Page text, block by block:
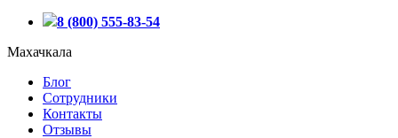
8 (800) 555-83-54
Махачкала
Блог
Сотрудники
Контакты
Отзывы